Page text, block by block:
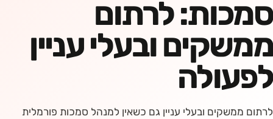
סמכות: לרתום
ממשקים ובעלי עניין
לפעולה
לרתום ממשקים ובעלי עניין גם כשאין למנהל סמכות פורמלית